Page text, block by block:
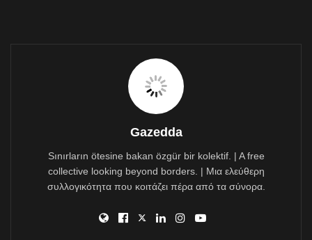
‘en az özgür’
Türkiye, yalnızca endeksin genel toplamında değil,
ayrıca dört temel kalemin üçünde birinciliği aldı.
100 üzerinden genel skoru 54,2 olan Türkiye’yi takip
eden en yakın rakibi, geçen seneki endeksin birincisi
43,3’lük skorla Norveç oldu. İçkiler, e-sigara ve fast-
food/meşrubat oranları bakımından yine birinci olan
Gazedda
Sınırların ötesine bakan özgür bir kolektif. | A free
collective looking beyond borders. | Μια ελεύθερη
συλλογικότητα που κοιτάζει πέρα από τα σύνορα.